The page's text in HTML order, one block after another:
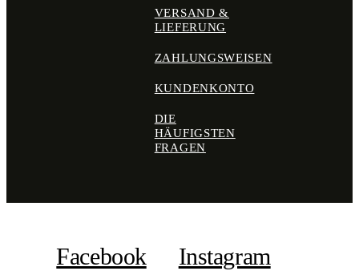
VERSAND &
LIEFERUNG
ZAHLUNGSWEISEN
KUNDENKONTO
DIE
HÄUFIGSTEN
FRAGEN
Facebook
Instagram